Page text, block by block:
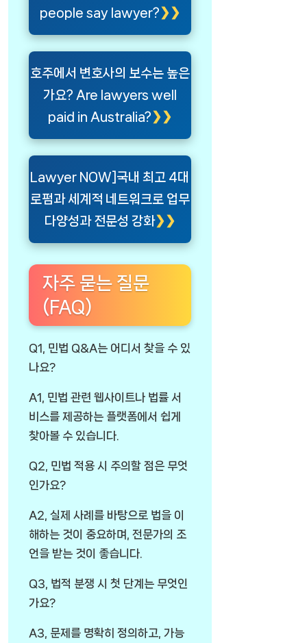
people say lawyer?
호주에서 변호사의 보수는 높은
가요? Are lawyers well
paid in Australia?
Lawyer NOW]국내 최고 4대
로펌과 세계적 네트워크로 업무
다양성과 전문성 강화
자주 묻는 질문
(FAQ)
Q1, 민법 Q&A는 어디서 찾을 수 있
나요?
A1, 민법 관련 웹사이트나 법률 서
비스를 제공하는 플랫폼에서 쉽게
찾아볼 수 있습니다.
Q2, 민법 적용 시 주의할 점은 무엇
인가요?
A2, 실제 사례를 바탕으로 법을 이
해하는 것이 중요하며, 전문가의 조
언을 받는 것이 좋습니다.
Q3, 법적 분쟁 시 첫 단계는 무엇인
가요?
A3, 문제를 명확히 정의하고, 가능